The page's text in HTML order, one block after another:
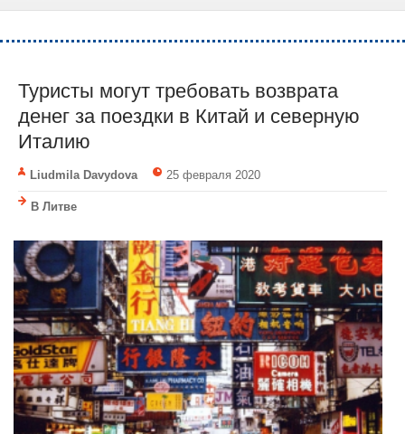
Туристы могут требовать возврата
денег за поездки в Китай и северную
Италию
Liudmila Davydova 25 февраля 2020
В Литве